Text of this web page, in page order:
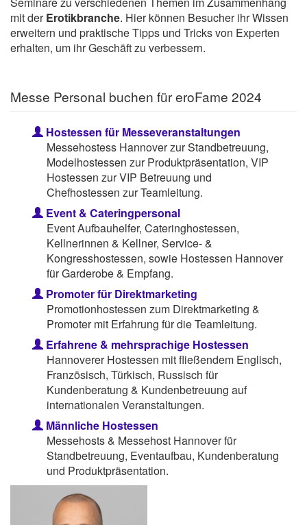
mit derErotikbranche. Hier können Besucher ihr Wissen
erweitern und praktische Tipps und Tricks von Experten
erhalten, um ihr Geschäft zu verbessern.
Messe Personal buchen für eroFame 2024
Hostessen für Messeveranstaltungen
Messehostess Hannover zur Standbetreuung,
Modelhostessen zur Produktpräsentation, VIP
Hostessen zur VIP Betreuung und
Chefhostessen zur Teamleitung.
Event & Cateringpersonal
Event Aufbauhelfer, Cateringhostessen,
Kellnerinnen & Kellner, Service- &
Kongresshostessen, sowie Hostessen Hannover
für Garderobe & Empfang.
Promoter für Direktmarketing
Promotionhostessen zum Direktmarketing &
Promoter mit Erfahrung für die Teamleitung.
Erfahrene & mehrsprachige Hostessen
Hannoverer Hostessen mit fließendem Englisch,
Französisch, Türkisch, Russisch für
Kundenberatung & Kundenbetreuung auf
internationalen Veranstaltungen.
Männliche Hostessen
Messehosts & Messehost Hannover für
Standbetreuung, Eventaufbau, Kundenberatung
und Produktpräsentation.